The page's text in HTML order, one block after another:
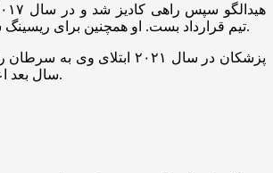
تیم قرارداد بست. او همچنین برای ریسینگ سانتاندر نیز بازی کرد.
پزشکان در سال ۲۰۲۱ ابتلای
سال بعد اعلام بازنشستگی کرد.